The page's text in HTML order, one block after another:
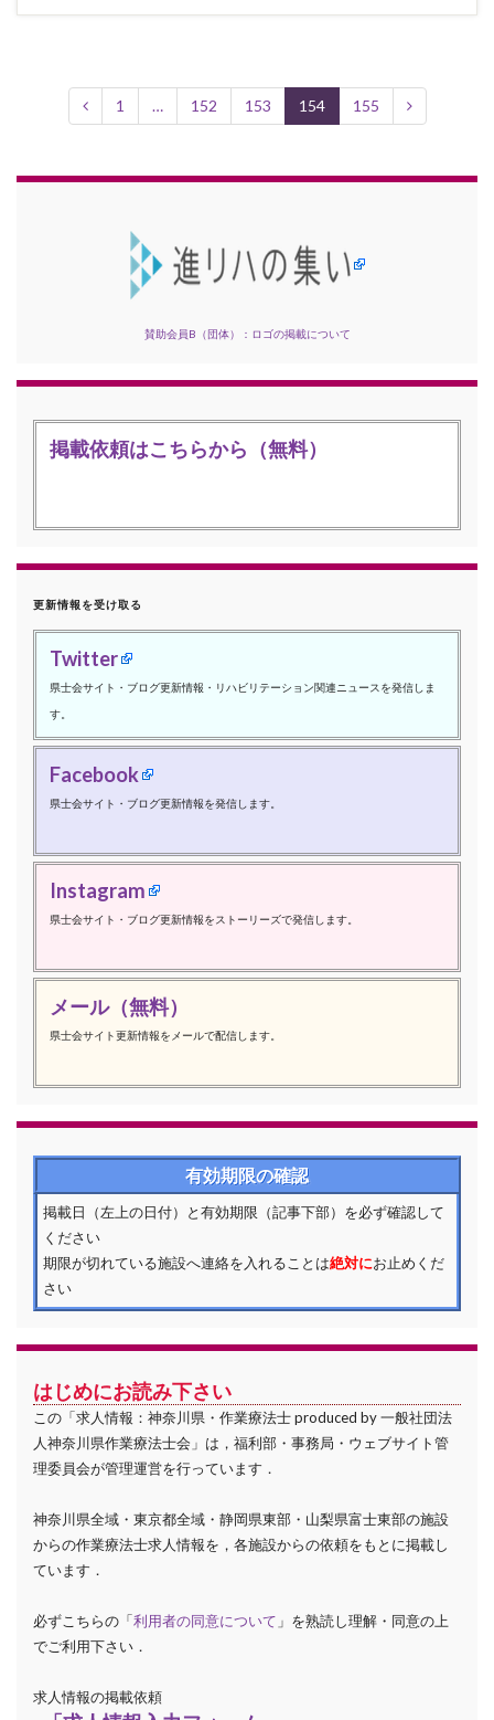
1 … 152 153 154 155
賛助会員B（団体）：ロゴの掲載について
掲載依頼はこちらから（無料）
更新情報を受け取る
Twitter
県士会サイト・ブログ更新情報・リハビリテーション関連ニュースを発信しま
す。
Facebook
県士会サイト・ブログ更新情報を発信します。
Instagram
県士会サイト・ブログ更新情報をストーリーズで発信します。
メール（無料）
県士会サイト更新情報をメールで配信します。
有効期限の確認
掲載日（左上の日付）と有効期限（記事下部）を必ず確認して
ください
期限が切れている施設へ連絡を入れることは絶対にお止めくだ
さい
はじめにお読み下さい
この「求人情報：神奈川県・作業療法士 produced by 一般社団法
人神奈川県作業療法士会」は，福利部・事務局・ウェブサイト管
理委員会が管理運営を行っています．
神奈川県全域・東京都全域・静岡県東部・山梨県富士東部の施設
からの作業療法士求人情報を，各施設からの依頼をもとに掲載し
ています．
必ずこちらの「利用者の同意について 」を熟読し理解・同意の上
でご利用下さい．
求人情報の掲載依頼